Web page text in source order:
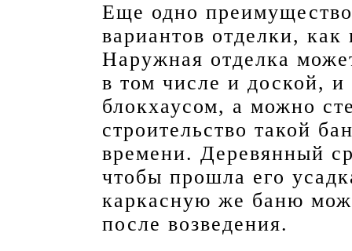
Еще одно
вариантов отделки,
Наружная отделка
в том числе и доской,
блокхаусом, а можно
строительство такой
времени. Деревянный
чтобы прошла его
каркасную же баню
после возведения.